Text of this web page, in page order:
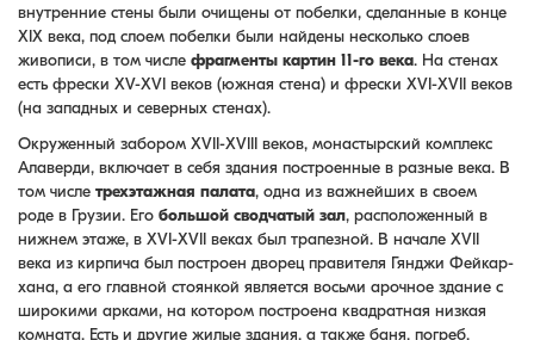
внутренние стены были очищены от побелки, сделанные в конце
XIX века, под слоем побелки были найдены несколько слоев
живописи, в том числе фрагменты картин 11-го века. На стенах
есть фрески XV-XVI веков (южная стена) и фрески XVI-XVII веков
(на западных и северных стенах).
Окруженный забором XVII-XVIII веков, монастырский комплекс
Алаверди, включает в себя здания построенные в разные века. В
том числе трехэтажная палата, одна из важнейших в своем
роде в Грузии. Его большой сводчатый зал, расположенный в
нижнем этаже, в XVI-XVII веках был трапезной. В начале XVII
века из кирпича был построен дворец правителя Гянджи Фейкар-
хана, а его главной стоянкой является восьми арочное здание с
широкими арками, на котором построена квадратная низкая
комната. Есть и другие жилые здания, а также баня, погреб,